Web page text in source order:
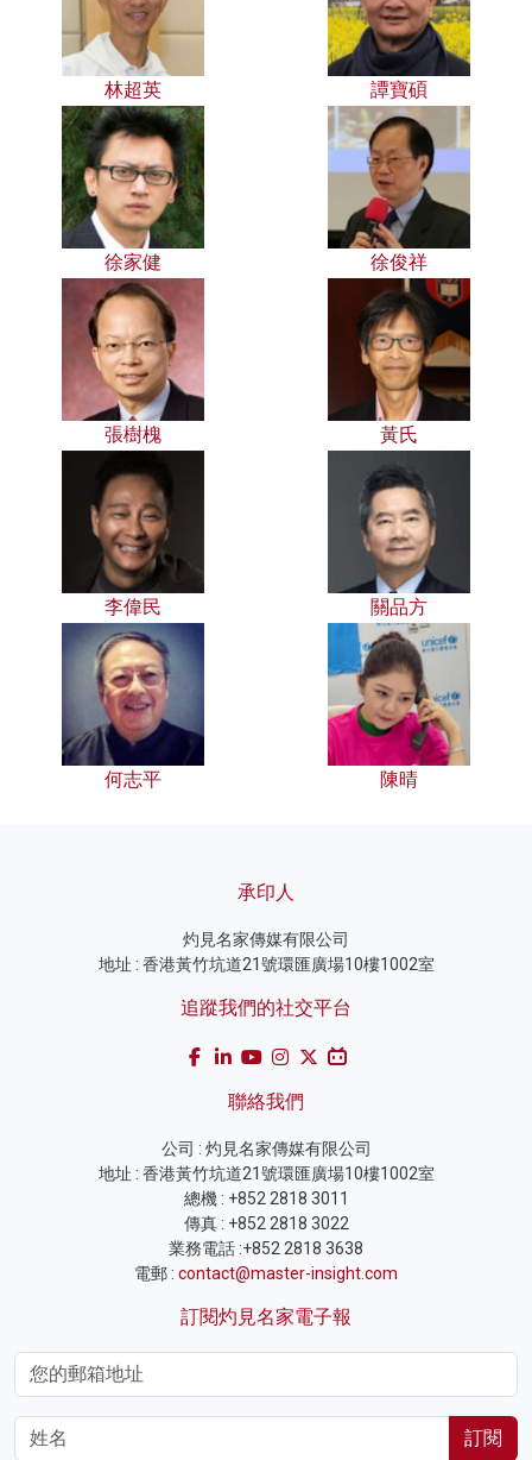
林超英 譚寶碩
徐家健 徐俊祥
張樹槐 黃氏
李偉民 關品方
何志平 陳晴
承印人
灼見名家傳媒有限公司
地址 : 香港黃竹坑道21號環匯廣場10樓1002室
追蹤我們的社交平台
聯絡我們
公司 : 灼見名家傳媒有限公司
地址 : 香港黃竹坑道21號環匯廣場10樓1002室
總機 : +852 2818 3011
傳真 : +852 2818 3022
業務電話 :+852 2818 3638
電郵 : contact@master-insight.com
訂閱灼見名家電子報
訂閱